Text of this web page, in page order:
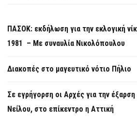
ΠΑΣΟΚ: εκδήλωση για την εκλογική
1981 – Με συναυλία Νικολόπουλου
Διακοπές στο μαγευτικό νότιο Πήλιο
Σε εγρήγορση οι Αρχές για την
Νείλου, στο επίκεντρο η Αττική